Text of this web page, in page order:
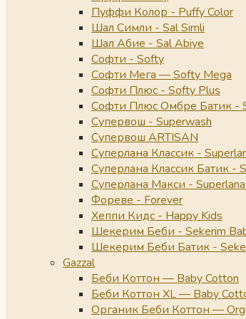
Пуффи Колор - Puffy Color
Шал Симли - Sal Simli
Шал Абие - Sal Abiye
Софти - Softy
Софти Мега — Softy Mega
Софти Плюс - Softy Plus
Софти Плюс Омбре Батик -
Супервош - Superwash
Супервош ARTISAN
Суперлана Классик -
Суперлана Классик Батик -
Суперлана Макси -
Фореве - Forever
Хеппи Кидс - Happy Kids
Шекерим Беби - Sekerim
Шекерим Беби Батик -
Gazzal
Беби Коттон — Baby Cotton
Беби Коттон XL — Baby
Органик Беби Коттон —